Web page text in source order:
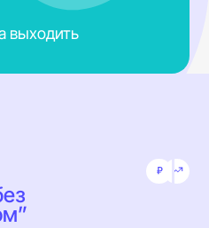
выходить